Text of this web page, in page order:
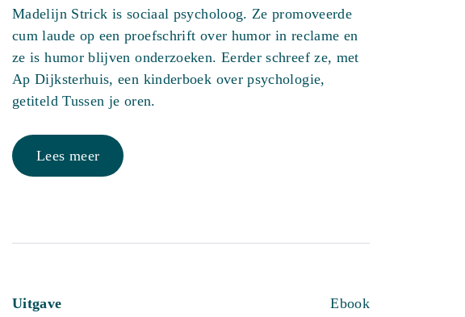
Madelijn Strick is sociaal psycholoog. Ze promoveerde
cum laude op een proefschrift over humor in reclame en
ze is humor blijven onderzoeken. Eerder schreef ze, met
Ap Dijksterhuis, een kinderboek over psychologie,
getiteld Tussen je oren.
Lees meer
Uitgave Ebook